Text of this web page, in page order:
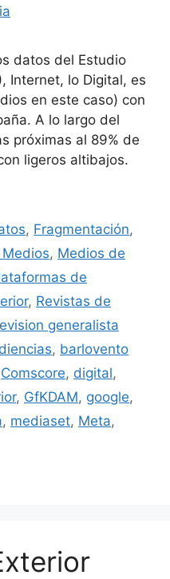
datos del Estudio
Internet, lo Digital, es
en este caso) con
A lo largo del
próximas al 89% de
ligeros altibajos.
, Fragmentación,
, Medios de
de
, Revistas de
generalista
, barlovento
Comscore, digital,
, GfKDAM, google,
, mediaset, Meta,